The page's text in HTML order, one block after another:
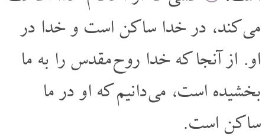
می کند، در خدا ساکن است و خدا در
او. از آنجا که خدا روح مقدس را به ما
بخشیده است، می دانیم که او در ما
ساکن است.